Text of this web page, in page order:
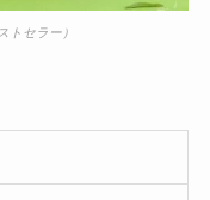
トセラー）